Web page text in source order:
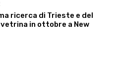
ricerca di Trieste e del
vetrina in ottobre a New